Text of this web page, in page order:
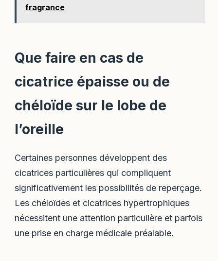
fragrance
Que faire en cas de
cicatrice épaisse ou de
chéloïde sur le lobe de
l’oreille
Certaines personnes développent des
cicatrices particulières qui compliquent
significativement les possibilités de reperçage.
Les chéloïdes et cicatrices hypertrophiques
nécessitent une attention particulière et parfois
une prise en charge médicale préalable.